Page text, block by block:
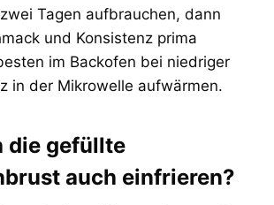
Tagen aufbrauchen, dann
und Konsistenz prima
im Backofen bei niedriger
in der Mikrowelle aufwärmen.
die gefüllte
auch einfrieren?